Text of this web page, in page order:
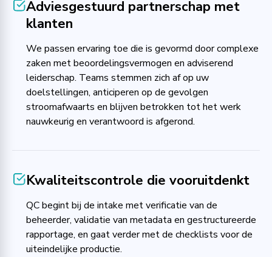
Adviesgestuurd partnerschap met
klanten
We passen ervaring toe die is gevormd door complexe
zaken met beoordelingsvermogen en adviserend
leiderschap. Teams stemmen zich af op uw
doelstellingen, anticiperen op de gevolgen
stroomafwaarts en blijven betrokken tot het werk
nauwkeurig en verantwoord is afgerond.
Kwaliteitscontrole die vooruitdenkt
QC begint bij de intake met verificatie van de
beheerder, validatie van metadata en gestructureerde
rapportage, en gaat verder met de checklists voor de
uiteindelijke productie.